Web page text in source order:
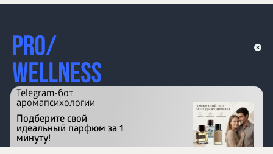
Перейти на сайт
Telegram-бот
аромапсихологии
Подберите свой
идеальный парфюм за 1
минуту!